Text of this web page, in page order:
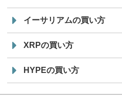
イーサリアムの買い方
XRPの買い方
HYPEの買い方